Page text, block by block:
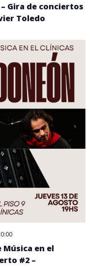
– Gira de conciertos
Toledo
Música en el
#2 –